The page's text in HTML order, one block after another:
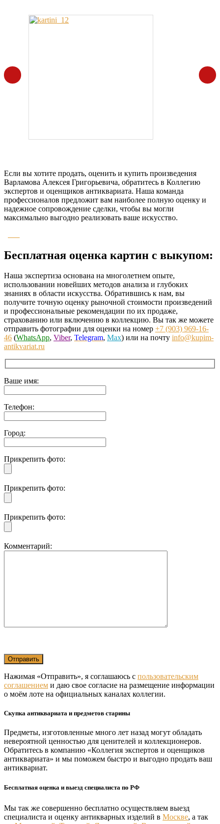
Если вы хотите продать, оценить и купить произведения
Варламова Алексея Григорьевича, обратитесь в Коллегию
экспертов и оценщиков антиквариата. Наша команда
профессионалов предложит вам наиболее полную оценку и
надежное сопровождение сделки, чтобы вы могли
максимально выгодно реализовать ваше искусство.
Бесплатная оценка картин с выкупом:
Наша экспертиза основана на многолетнем опыте,
использовании новейших методов анализа и глубоких
знаниях в области искусства. Обратившись к нам, вы
получите точную оценку рыночной стоимости произведений
и профессиональные рекомендации по их продаже,
страхованию или включению в коллекцию. Вы так же можете
отправить фотографии для оценки на номер +7 (903) 969-16-
46 (WhatsApp, Viber, Telegram, Max) или на почту info@kupim-
antikvariat.ru
Ваше имя:
Телефон:
Город:
Прикрепить фото:
Прикрепить фото:
Прикрепить фото:
Комментарий:
Нажимая «Отправить», я соглашаюсь с пользовательским
соглашением и даю свое согласие на размещение информации
о моём лоте на официальных каналах коллегии.
Скупка антиквариата и предметов старины
Предметы, изготовленные много лет назад могут обладать
невероятной ценностью для ценителей и коллекционеров.
Обратитесь в компанию «Коллегия экспертов и оценщиков
антиквариата» и мы поможем быстро и выгодно продать ваш
антиквариат.
Бесплатная оценка и выезд специалиста по РФ
Мы так же совершенно бесплатно осуществляем выезд
специалиста и оценку антикварных изделий в Москве, а так